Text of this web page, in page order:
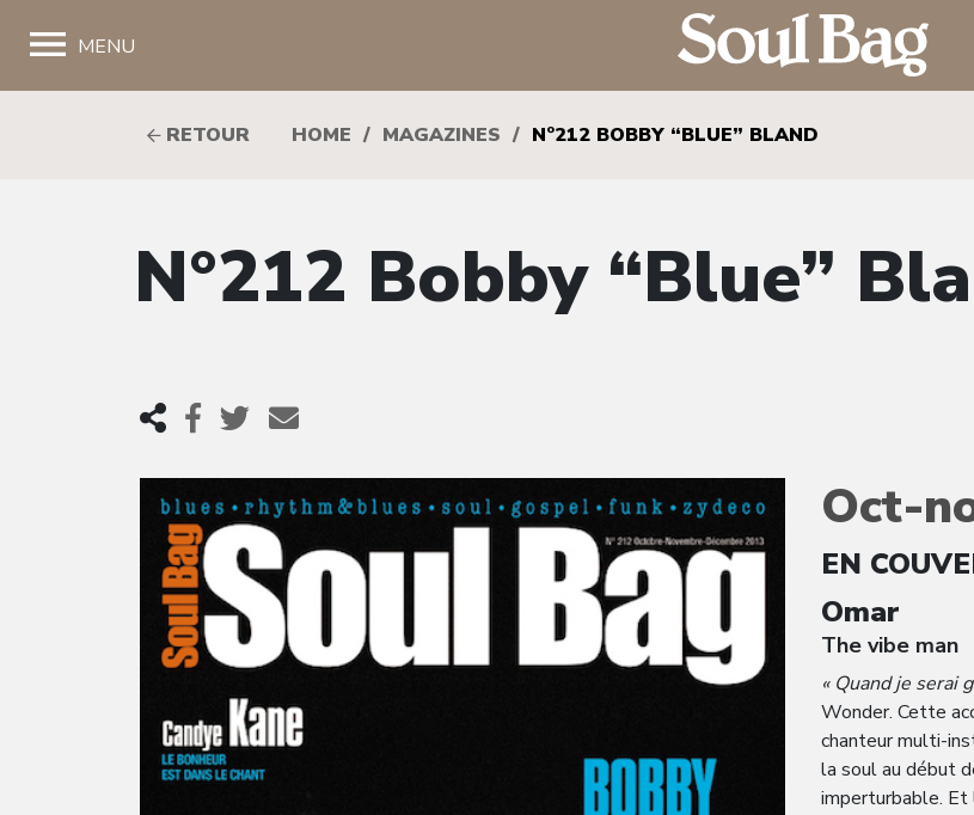
MENU
RETOUR HOME / MAGAZINES / N°212 BOBBY “BLUE” BLAND
N°212 Bobby “Blue”
Oct-
EN
Omar
The vibe man
« Quand je serai
Wonder. Cette
chanteur multi-
la soul au début
imperturbable. Et